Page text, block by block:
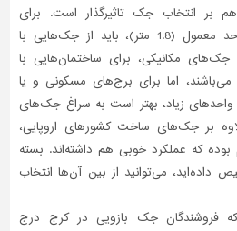
بر انتخاب جک تاثیرگذار است. برای
درب‌هایی با عرض زیادتر از حد معمول (1.8 متر)، باید از جک‌هایی با
جک‌های مکانیکی، برای ساختمان‌هایی با
20 تا 30 مناسب می‌باشند، اما برای برج‌های مسکونی و یا
واحدهای زیاد، بهتر است به سراغ جک‌های
بر جک‌های ساخت کشورهای اروپایی،
که عملکرد خوبی هم داشته‌اند. بسته
داده‌اید، می‌توانید از بین آن‌ها انتخاب
فروشندگان جک بازویی در کرج درج